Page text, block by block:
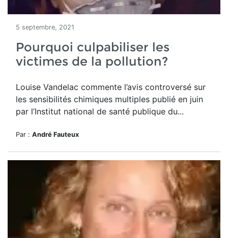
5 septembre, 2021
Pourquoi culpabiliser les
victimes de la pollution?
Louise Vandelac commente l’avis controversé sur
les sensibilités chimiques multiples publié en juin
par l’Institut national de santé publique du...
Par : André Fauteux